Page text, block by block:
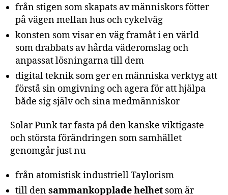
från stigen som skapats av människors fötter
på vägen mellan hus och cykelväg
konsten som visar en väg framåt i en värld
som drabbats av hårda väderomslag och
anpassat lösningarna till dem
digital teknik som ger en människa verktyg att
förstå sin omgivning och agera för att hjälpa
både sig själv och sina medmänniskor
Solar Punk tar fasta på den kanske viktigaste
och största förändringen som samhället
genomgår just nu
från atomistisk industriell Taylorism
till densammankopplade helhet som är